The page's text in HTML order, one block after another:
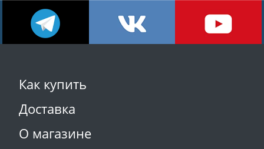
Как купить
Доставка
О магазине